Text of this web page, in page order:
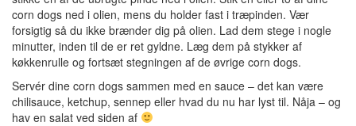
corn dogs ned i olien, mens du holder fast i træpinden. Vær
forsigtig så du ikke brænder dig på olien. Lad dem stege i nogle
minutter, inden til de er ret gyldne. Læg dem på stykker af
køkkenrulle og fortsæt stegningen af de øvrige corn dogs.
Servér dine corn dogs sammen med en sauce – det kan være
chilisauce, ketchup, sennep eller hvad du nu har lyst til. Nåja – og
hav en salat ved siden af